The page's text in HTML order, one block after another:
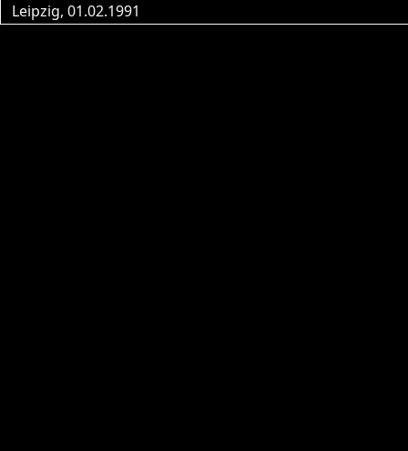
Leipzig, 01.02.1991